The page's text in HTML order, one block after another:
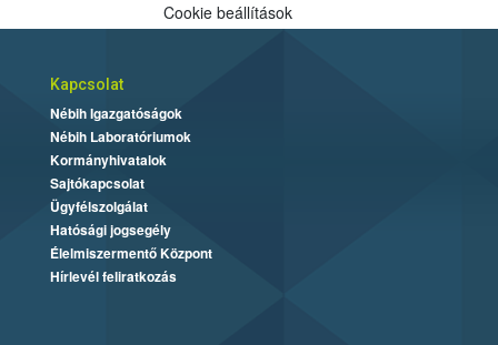
Cookie beállítások
Kapcsolat
Nébih Igazgatóságok
Nébih Laboratóriumok
Kormányhivatalok
Sajtókapcsolat
Ügyfélszolgálat
Hatósági jogsegély
Élelmiszermentő Központ
Hírlevél feliratkozás